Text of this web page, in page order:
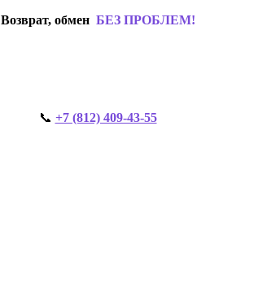
Возврат, обмен БЕЗ ПРОБЛЕМ!
📞 +7 (812) 409-43-55